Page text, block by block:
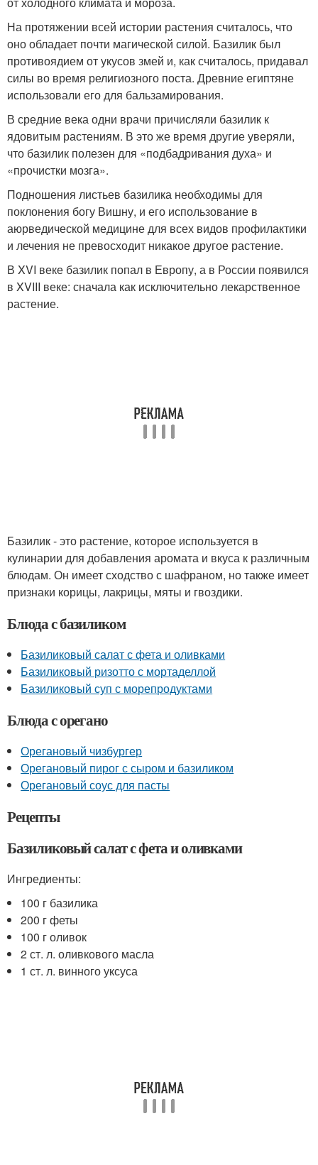
На протяжении всей истории растения считалось, что
оно обладает почти магической силой. Базилик был
противоядием от укусов змей и, как считалось, придавал
силы во время религиозного поста. Древние египтяне
использовали его для бальзамирования.
В средние века одни врачи причисляли базилик к
ядовитым растениям. В это же время другие уверяли,
что базилик полезен для «подбадривания духа» и
«прочистки мозга».
Подношения листьев базилика необходимы для
поклонения богу Вишну, и его использование в
аюрведической медицине для всех видов профилактики
и лечения не превосходит никакое другое растение.
В XVI веке базилик попал в Европу, а в России появился
в XVIII веке: сначала как исключительно лекарственное
растение.
Базилик - это растение, которое используется в
кулинарии для добавления аромата и вкуса к различным
блюдам. Он имеет сходство с шафраном, но также имеет
признаки корицы, лакрицы, мяты и гвоздики.
Блюда с базиликом
Базиликовый салат с фета и оливками
Базиликовый ризотто с мортаделлой
Базиликовый суп с морепродуктами
Блюда с орегано
Орегановый чизбургер
Орегановый пирог с сыром и базиликом
Орегановый соус для пасты
Рецепты
Базиликовый салат с фета и оливками
Ингредиенты:
100 г базилика
200 г феты
100 г оливок
2 ст. л. оливкового масла
1 ст. л. винного уксуса